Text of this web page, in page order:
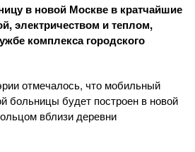
в новой Москве в кратчайшие
электричеством и теплом,
комплекса городского
отмечалось, что мобильный
больницы будет построен в новой
вблизи деревни